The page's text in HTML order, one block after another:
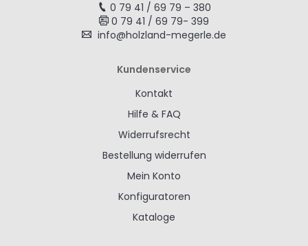
0 79 41 / 69 79 – 380
0 79 41 / 69 79- 399
info@holzland-megerle.de
Kundenservice
Kontakt
Hilfe & FAQ
Widerrufsrecht
Bestellung widerrufen
Mein Konto
Konfiguratoren
Kataloge